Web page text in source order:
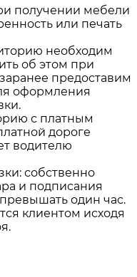
получении мебели
или печать
необходим
об этом при
предоставим
оформления
с платным
дороге
водителю
собственно
и подписания
один час.
клиентом исходя